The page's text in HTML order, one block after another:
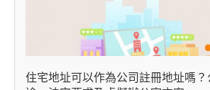
住宅地址可以作為公司註冊地址嗎？